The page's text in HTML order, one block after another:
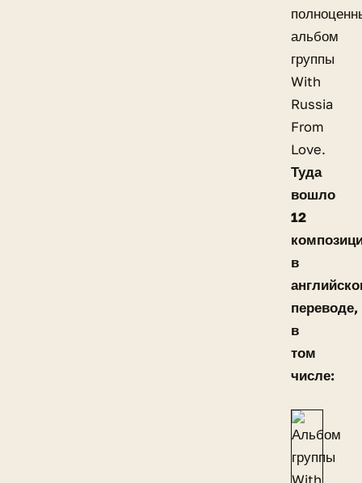
альбом
группы
With
Russia
From
Love.
Туда
вошло
12
в
переводе,
в
том
числе: